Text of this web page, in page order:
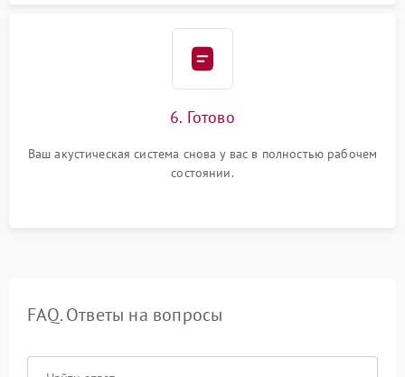
6. Готово
Ваш акустическая система снова у вас в полностью рабочем
состоянии.
FAQ. Ответы на вопросы